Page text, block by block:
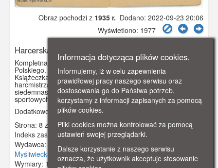
Obraz pochodzi z 1935 r. Dodano: 2022-09-23 20:06
Wyświetlono: 1977
Harcerska Książeczka Służbowa
Kompletna "Książeczka Służbowa" Związku Harcerstwa
Polskiego. Książeczka należała do Pawła Borchardta.
Książeczka została wystawiona 19 czerwca 1937 roku przez
harcmistrza Alfa Liczmańskiego. Na szesnastej i
siedemnastej stronie tabela do wpisów zdobytych odznak
sportowych.
Dodatkowe informacje: Numer książeczki L. 184
Strona: 8 z 15
Indeks zasobu:GSP3801
Wydawca:
Związek Harcerstwa Polskiego, Warszawa, ul.
Myśliwiecka 3/5
Wymiary: 171 x 133 mm
Informacja dotycząca plików cookies.
Informujemy, iż w celu zapewnienia
prawidłowej pracy naszego serwisu oraz
dostosowania go do Państwa potrzeb,
korzystamy z informacji zapisanych za pomocą
plików cookies.
Pliki cookies można kontrolować za pomocą
ustawień swojej przeglądarki.
Dalsze korzystanie z naszego serwisu
oznacza, że użytkownik akceptuje stosowanie